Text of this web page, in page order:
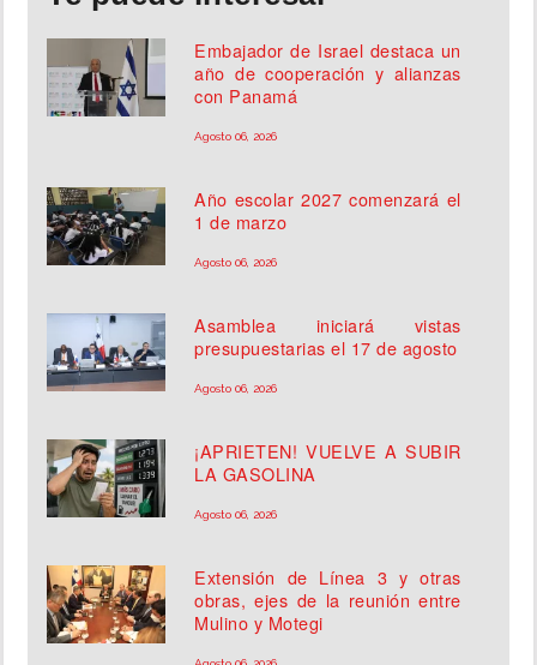
Embajador de Israel destaca un
año de cooperación y alianzas
con Panamá
Agosto 06, 2026
Año escolar 2027 comenzará el
1 de marzo
Agosto 06, 2026
Asamblea iniciará vistas
presupuestarias el 17 de agosto
Agosto 06, 2026
¡APRIETEN! VUELVE A SUBIR
LA GASOLINA
Agosto 06, 2026
Extensión de Línea 3 y otras
obras, ejes de la reunión entre
Mulino y Motegi